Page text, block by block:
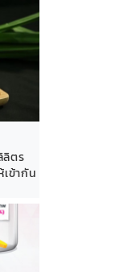
ลิตร
ข้ากัน